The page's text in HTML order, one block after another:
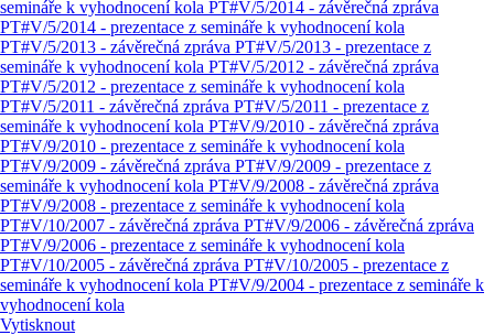
semináře k vyhodnocení kola PT#V/5/2014 - závěrečná zpráva
PT#V/5/2014 - prezentace z semináře k vyhodnocení kola
PT#V/5/2013 - závěrečná zpráva PT#V/5/2013 - prezentace z
semináře k vyhodnocení kola PT#V/5/2012 - závěrečná zpráva
PT#V/5/2012 - prezentace z semináře k vyhodnocení kola
PT#V/5/2011 - závěrečná zpráva PT#V/5/2011 - prezentace z
semináře k vyhodnocení kola PT#V/9/2010 - závěrečná zpráva
PT#V/9/2010 - prezentace z semináře k vyhodnocení kola
PT#V/9/2009 - závěrečná zpráva PT#V/9/2009 - prezentace z
semináře k vyhodnocení kola PT#V/9/2008 - závěrečná zpráva
PT#V/9/2008 - prezentace z semináře k vyhodnocení kola
PT#V/10/2007 - závěrečná zpráva PT#V/9/2006 - závěrečná zpráva
PT#V/9/2006 - prezentace z semináře k vyhodnocení kola
PT#V/10/2005 - závěrečná zpráva PT#V/10/2005 - prezentace z
semináře k vyhodnocení kola PT#V/9/2004 - prezentace z semináře k
vyhodnocení kola
Vytisknout